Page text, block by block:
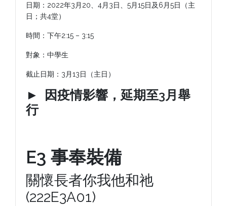
日期：2022年3月20、4月3日、5月15日及6月5日（主
日；共4堂）
時間：下午2:15 – 3:15
對象：中學生
截止日期：3月13日（主日）
►
因疫情影響，延期至3月舉
行
E3 事奉裝備
關懷長者你我他和祂
(222E3A01)